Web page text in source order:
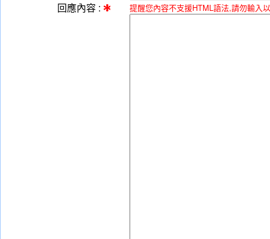
提醒您內容不支援HTML語法,請勿輸入
回應內容 :